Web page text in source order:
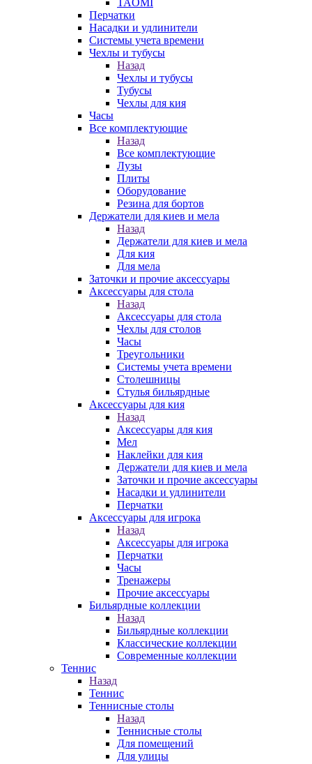
TAOMI
Перчатки
Насадки и удлинители
Системы учета времени
Чехлы и тубусы
Назад
Чехлы и тубусы
Тубусы
Чехлы для кия
Часы
Все комплектующие
Назад
Все комплектующие
Лузы
Плиты
Оборудование
Резина для бортов
Держатели для киев и мела
Назад
Держатели для киев и мела
Для кия
Для мела
Заточки и прочие аксессуары
Аксессуары для стола
Назад
Аксессуары для стола
Чехлы для столов
Часы
Треугольники
Системы учета времени
Столешницы
Стулья бильярдные
Аксессуары для кия
Назад
Аксессуары для кия
Мел
Наклейки для кия
Держатели для киев и мела
Заточки и прочие аксессуары
Насадки и удлинители
Перчатки
Аксессуары для игрока
Назад
Аксессуары для игрока
Перчатки
Часы
Тренажеры
Прочие аксессуары
Бильярдные коллекции
Назад
Бильярдные коллекции
Классические коллекции
Современные коллекции
Теннис
Назад
Теннис
Теннисные столы
Назад
Теннисные столы
Для помещений
Для улицы